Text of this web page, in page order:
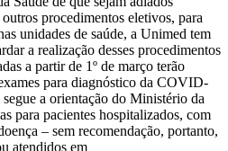
procedimentos eletivos, para
unidades de saúde, a Unimed tem
a realização desses procedimentos
a partir de 1º de março terão
para diagnóstico da COVID-
a orientação do Ministério da
para pacientes hospitalizados, com
– sem recomendação, portanto,
atendidos em